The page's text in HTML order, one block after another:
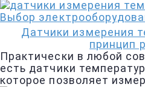
Выбор
Датчики измерения
принцип
Практически в любой
есть датчики
которое позволяет